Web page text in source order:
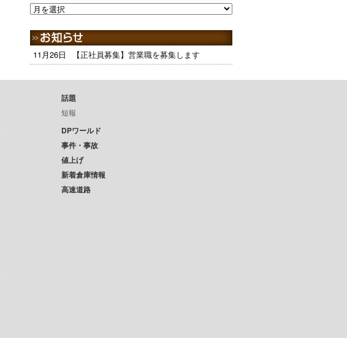
11月26日 【正社員募集】営業職を募集します
話題
短報
DPワールド
事件・事故
値上げ
新着倉庫情報
高速道路